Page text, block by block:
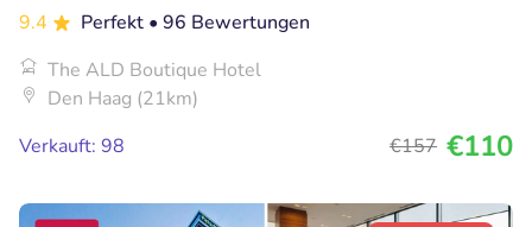
9.4 Perfekt • 96 Bewertungen
The ALD Boutique Hotel
Den Haag (21km)
Verkauft: 98
€157 €110